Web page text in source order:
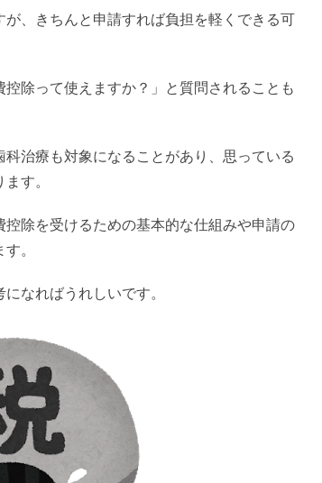
、きちんと申請すれば負担を軽くできる可
除って使えますか？」と質問されることも
治療も対象になることがあり、思っている
す。
除を受けるための基本的な仕組みや申請の
。
なればうれしいです。